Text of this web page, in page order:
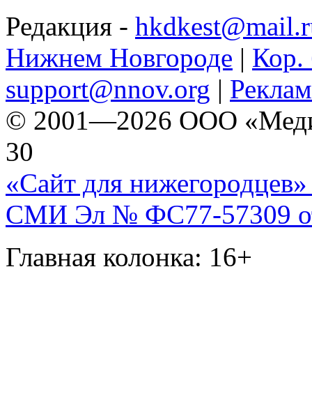
Редакция -
Нижнем Новгороде | Кор.
support@nnov.org |
© 2001—2026 ООО
30
«Сайт для нижегородцев»
СМИ Эл № ФС77-57309
Главная колонка: 16+